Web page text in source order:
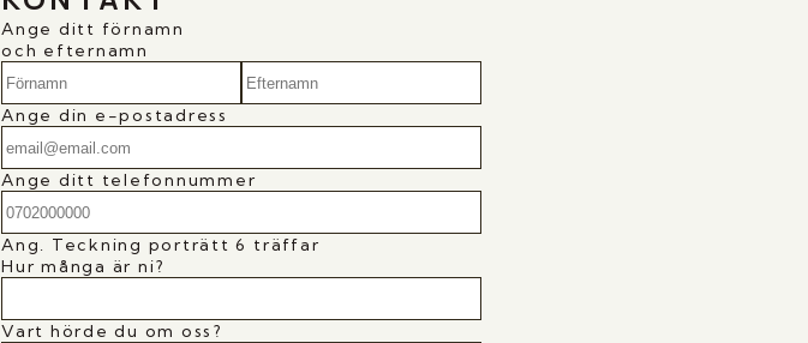
Ange ditt förnamn
och efternamn
Ange din e-postadress
Ange ditt telefonnummer
Ang. Teckning porträtt 6 träffar
Hur många är ni?
Vart hörde du om oss?